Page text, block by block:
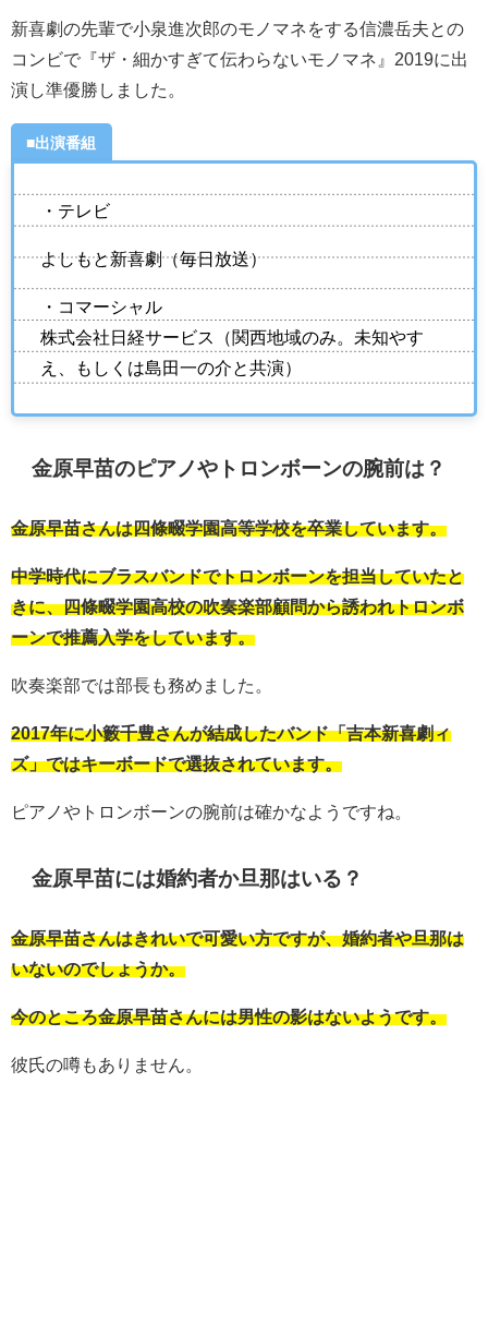
新喜劇の先輩で小泉進次郎のモノマネをする信濃岳夫との
コンビで『ザ・細かすぎて伝わらないモノマネ』2019に出
演し準優勝しました。
■出演番組
・テレビ
よしもと新喜劇（毎日放送）
・コマーシャル
株式会社日経サービス（関西地域のみ。未知やす
え、もしくは島田一の介と共演）
金原早苗のピアノやトロンボーンの腕前は？
金原早苗さんは四條畷学園高等学校を卒業しています。
中学時代にブラスバンドでトロンボーンを担当していたと
きに、四條畷学園高校の吹奏楽部顧問から誘われトロンボ
ーンで推薦入学をしています。
吹奏楽部では部長も務めました。
2017年に小籔千豊さんが結成したバンド「吉本新喜劇ィ
ズ」ではキーボードで選抜されています。
ピアノやトロンボーンの腕前は確かなようですね。
金原早苗には婚約者か旦那はいる？
金原早苗さんはきれいで可愛い方ですが、婚約者や旦那は
いないのでしょうか。
今のところ金原早苗さんには男性の影はないようです。
彼氏の噂もありません。